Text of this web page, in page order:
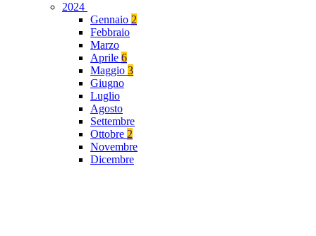
2024
Gennaio 2
Febbraio
Marzo
Aprile 6
Maggio 3
Giugno
Luglio
Agosto
Settembre
Ottobre 2
Novembre
Dicembre